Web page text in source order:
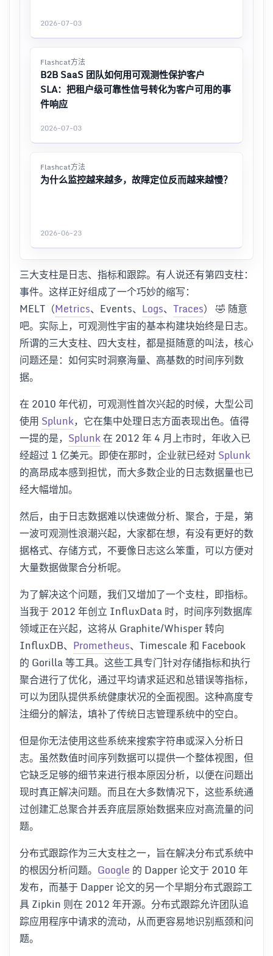
2026-07-03
Flashcat方法
B2B SaaS 团队如何用可观测性保护客户
SLA：把租户级可靠性信号转化为客户可用的事
件响应
2026-07-03
Flashcat方法
为什么监控越来越多，故障定位反而越来越慢？
2026-06-23
三大支柱是日志、指标和跟踪。有人说还有第四支柱：
事件。这样正好组成了一个巧妙的缩写：
MELT（Metrics、Events、 Logs、 Traces） 🤣 随意
吧。实际上，可观测性宇宙的基本构建块始终是日志。
所谓的三大支柱、四大支柱，都是挺随意的叫法，核心
问题还是：如何实时洞察海量、高基数的时间序列数
据。
在 2010 年代初，可观测性首次兴起的时候，大型公司
使用 Splunk，它在集中处理日志方面表现出色。值得
一提的是， Splunk在 2012 年 4 月上市时，年收入已
经超过 1 亿美元。即使在那时，企业就已经对Splunk
的高昂成本感到担忧，而大多数企业的日志数据量也已
经大幅增加。
然后，由于日志数据难以快速做分析、聚合，于是，第
一波可观测性浪潮兴起，大家都在想，有没有更好的数
据格式、存储方式，不要像日志这么笨重，可以方便对
大量数据做聚合分析呢。
为了解决这个问题，我们又增加了一个支柱，即指标。
当我于 2012 年创立 InfluxData 时，时间序列数据库
领域正在兴起，这将从 Graphite/Whisper 转向
InfluxDB、 Prometheus、Timescale 和 Facebook
的 Gorilla 等工具。这些工具专门针对存储指标和执行
聚合进行了优化，通过平均请求延迟和总错误等指标，
可以为团队提供系统健康状况的全面视图。这种高度专
注细分的解法，填补了传统日志管理系统中的空白。
但是你无法使用这些系统来搜索字符串或深入分析日
志。虽然数值时间序列数据可以提供一个整体视图，但
它缺乏足够的细节来进行根本原因分析，以便在问题出
现时真正解决问题。而且在大多数情况下，这些系统通
过创建汇总聚合并丢弃底层原始数据来应对高流量的问
题。
分布式跟踪作为三大支柱之一，旨在解决分布式系统中
的根因分析问题。 Google 的 Dapper 论文于 2010 年
发布，而基于 Dapper 论文的另一个早期分布式跟踪工
具 Zipkin 则在 2012 年开源。分布式跟踪允许团队追
踪应用程序中请求的流动，从而更容易地识别瓶颈和问
题。